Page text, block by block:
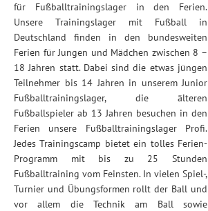
für Fußballtrainingslager in den Ferien.
Unsere Trainingslager mit Fußball in
Deutschland finden in den bundesweiten
Ferien für Jungen und Mädchen zwischen 8 –
18 Jahren statt. Dabei sind die etwas jüngen
Teilnehmer bis 14 Jahren in unserem Junior
Fußballtrainingslager, die älteren
Fußballspieler ab 13 Jahren besuchen in den
Ferien unsere Fußballtrainingslager Profi.
Jedes Trainingscamp bietet ein tolles Ferien-
Programm mit bis zu 25 Stunden
Fußballtraining vom Feinsten. In vielen Spiel-,
Turnier und Übungsformen rollt der Ball und
vor allem die Technik am Ball sowie